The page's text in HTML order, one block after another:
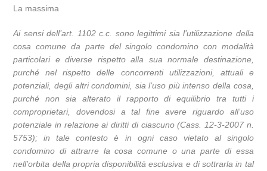
La massima
Ai sensi dell’art. 1102 c.c. sono legittimi sia l’utilizzazione della
cosa comune da parte del singolo condomino con modalità
particolari e diverse rispetto alla sua normale destinazione,
purché nel rispetto delle concorrenti utilizzazioni, attuali e
potenziali, degli altri condomini, sia l’uso più intenso della cosa,
purché non sia alterato il rapporto di equilibrio tra tutti i
comproprietari, dovendosi a tal fine avere riguardo all’uso
potenziale in relazione ai diritti di ciascuno (Cass. 12-3-2007 n.
5753); in tale contesto è in ogni caso vietato al singolo
condomino di attrarre la cosa comune o una parte di essa
nell’orbita della propria disponibilità esclusiva e di sottrarla in tal